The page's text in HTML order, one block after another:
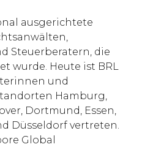
ausgerichtete
Steuerberatern, die
wurde. Heute ist BRL
und
Hamburg,
Dortmund, Essen,
Düsseldorf vertreten.
Global